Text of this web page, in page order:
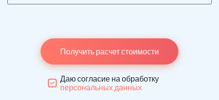
Получить расчет стоимости
Даю согласие на обработку
персональных данных